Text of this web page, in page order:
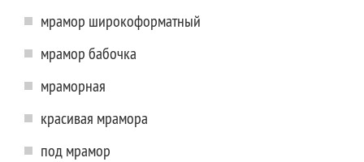
мрамор широкоформатный
мрамор бабочка
мраморная
красивая мрамора
под мрамор